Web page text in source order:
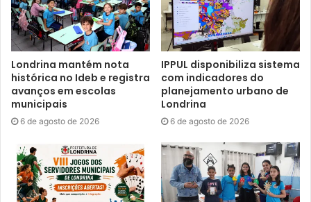
Secretário do Trabalho, Emprego e
Londrina mantém nota
histórica no Ideb e registra
avanços em escolas
municipais
6 de agosto de 2026
IPPUL disponibiliza sistema
com indicadores do
planejamento urbano de
Londrina
6 de agosto de 2026